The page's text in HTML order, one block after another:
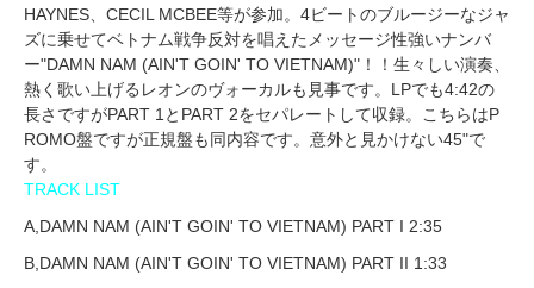
HAYNES、CECIL MCBEE等が参加。4ビートのブルージーなジャ
ズに乗せてベトナム戦争反対を唱えたメッセージ性強いナンバ
ー"DAMN NAM (AIN'T GOIN' TO VIETNAM)"！！生々しい演奏、
熱く歌い上げるレオンのヴォーカルも見事です。LPでも4:42の
長さですがPART 1とPART 2をセパレートして収録。こちらはP
ROMO盤ですが正規盤も同内容です。意外と見かけない45"で
す。
TRACK LIST
A,DAMN NAM (AIN'T GOIN' TO VIETNAM) PART I 2:35
B,DAMN NAM (AIN'T GOIN' TO VIETNAM) PART II 1:33